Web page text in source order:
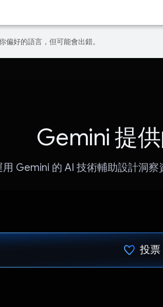
偏好的語言，但可能會出錯。
Gemini 提
用 Gemini 的 AI 技術輔助設計洞
投票